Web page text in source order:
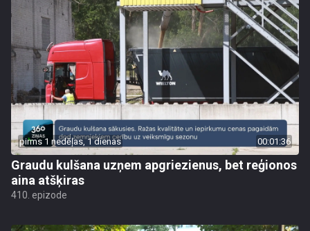
pirms 1 nedēļas, 1 dienas 00:01:36
Graudu kulšana uzņem apgriezienus, bet reģionos
aina atšķiras
410. epizode